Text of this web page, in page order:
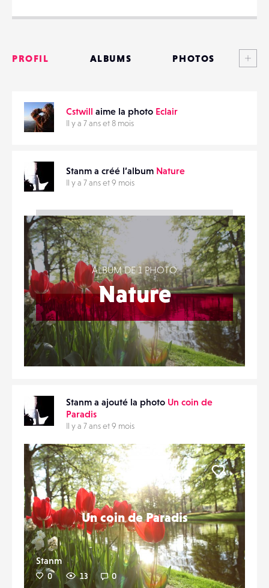
EMAIL
PROFIL ALBUMS PHOTOS
ÉVÉNEMENTS
Cstwill aime la photo Eclair
Il y a 7 ans et 8 mois
Stanm a créé l’album Nature
Il y a 7 ans et 9 mois
ALBUM DE 1 PHOTO
Nature
Stanm a ajouté la photo Un coin de
Paradis
Il y a 7 ans et 9 mois
Un coin de Paradis
Stanm
0 13 0
Liker